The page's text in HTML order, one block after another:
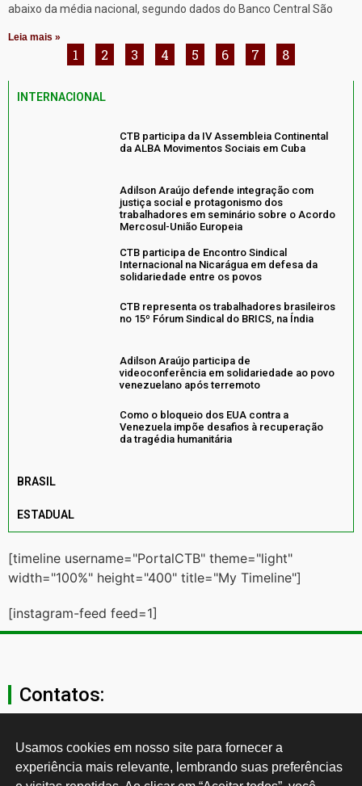
abaixo da média nacional, segundo dados do Banco Central São
Leia mais »
1 2 3 4 5 6 7 8
INTERNACIONAL
CTB participa da IV Assembleia Continental
da ALBA Movimentos Sociais em Cuba
Adilson Araújo defende integração com
justiça social e protagonismo dos
trabalhadores em seminário sobre o Acordo
Mercosul-União Europeia
CTB participa de Encontro Sindical
Internacional na Nicarágua em defesa da
solidariedade entre os povos
CTB representa os trabalhadores brasileiros
no 15º Fórum Sindical do BRICS, na Índia
Adilson Araújo participa de
videoconferência em solidariedade ao povo
venezuelano após terremoto
Como o bloqueio dos EUA contra a
Venezuela impõe desafios à recuperação
da tragédia humanitária
BRASIL
ESTADUAL
[timeline username="PortalCTB" theme="light"
width="100%" height="400" title="My Timeline"]
[instagram-feed feed=1]
Contatos:
secgeral@ctb.org.br
11 3874-0040
Usamos cookies em nosso site para fornecer a
experiência mais relevante, lembrando suas preferências